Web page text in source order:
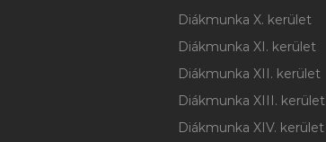
Diákmunka X. kerület
Diákmunka XI. kerület
Diákmunka XII. kerület
Diákmunka XIII. kerület
Diákmunka XIV. kerület